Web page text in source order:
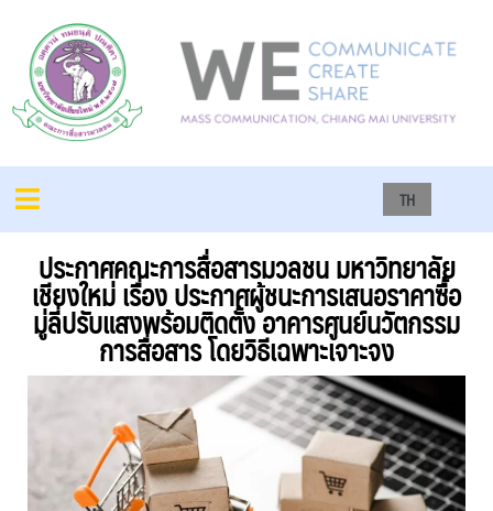
TH
ประกาศคณะการสื่อสารมวลชน มหาวิทยาลัย
เชียงใหม่ เรื่อง ประกาศผู้ชนะการเสนอราคาซื้อ
มู่ลี่ปรับแสงพร้อมติดตั้ง อาคารศูนย์นวัตกรรม
การสื่อสาร โดยวิธีเฉพาะเจาะจง